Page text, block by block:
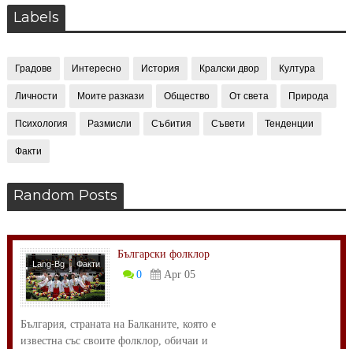
Labels
Градове Интересно История Кралски двор Култура
Личности Моите разкази Общество От света Природа
Психология Размисли Събития Съвети Тенденции
Факти
Random Posts
Lang-Bg Факти
Български фолклор
0
Apr 05
България, страната на Балканите, която е
известна със своите фолклор, обичаи и